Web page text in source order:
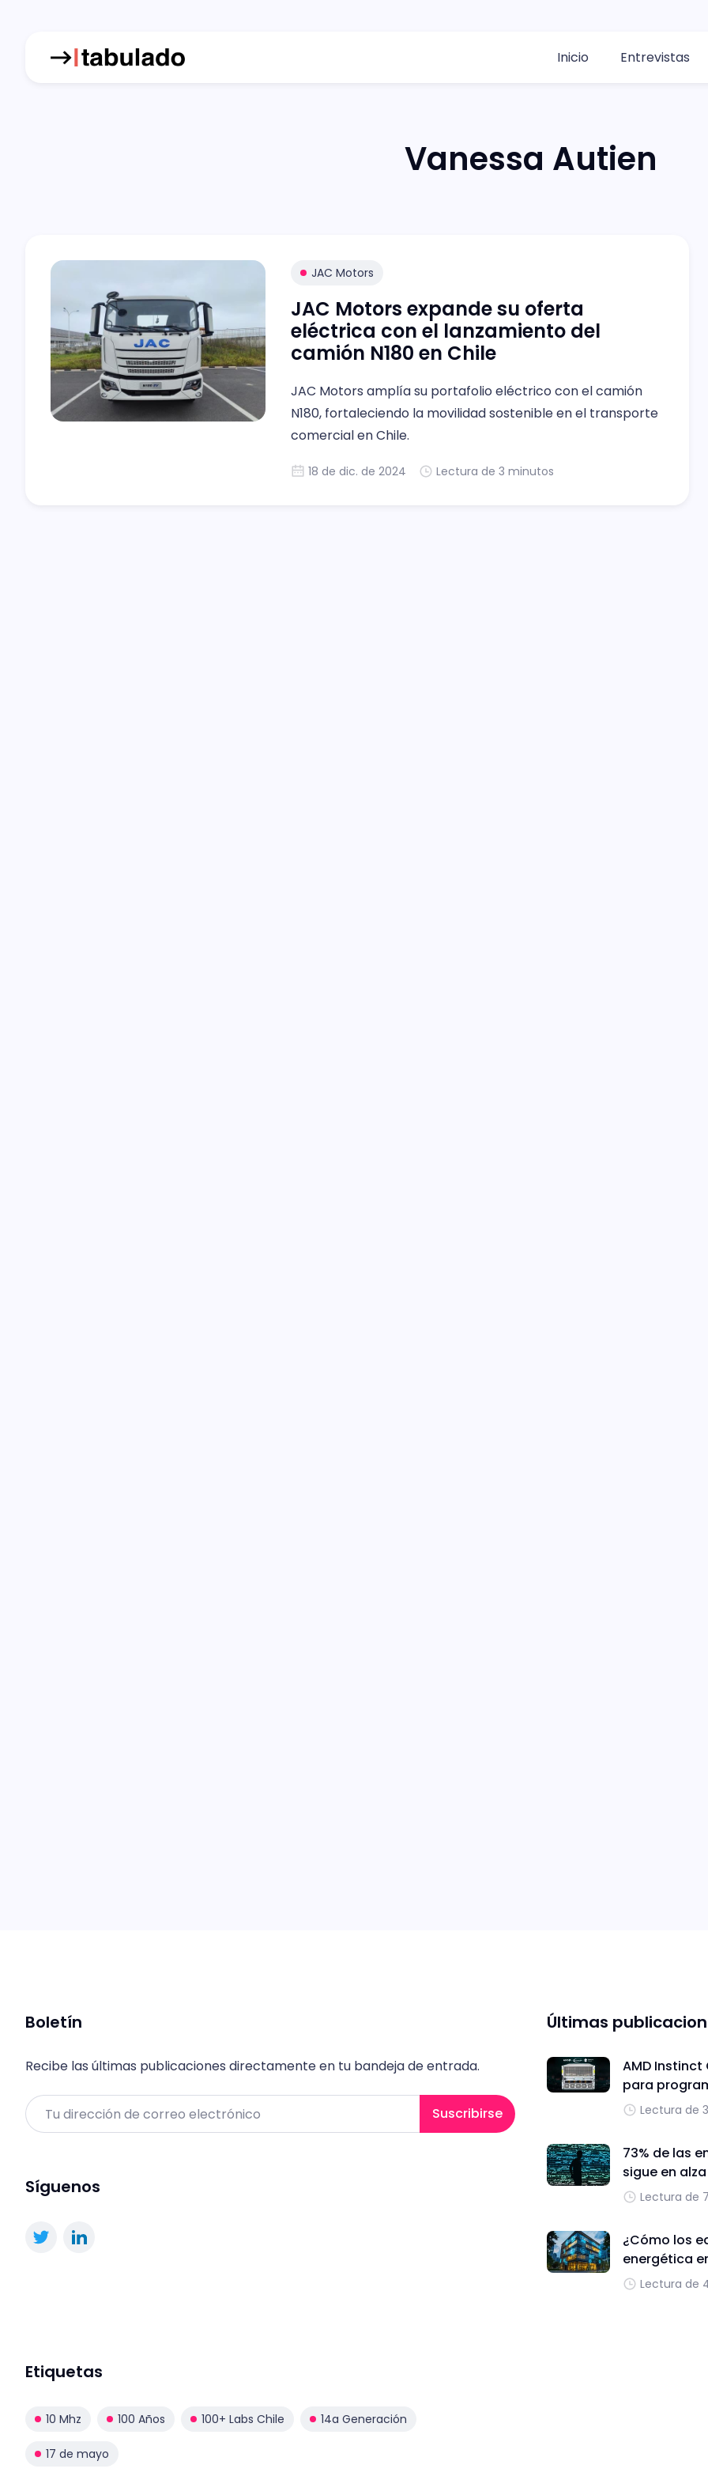
Inicio Entrevistas
Vanessa Autien
JAC Motors
JAC Motors expande su oferta
eléctrica con el lanzamiento del
camión N180 en Chile
JAC Motors amplía su portafolio eléctrico con el camión
N180, fortaleciendo la movilidad sostenible en el transporte
comercial en Chile.
18 de dic. de 2024 Lectura de 3 minutos
Boletín
Recibe las últimas publicaciones directamente en tu bandeja de entrada.
Email Suscribirse
Síguenos
Últimas
AMD
para
Lectura de
73% de las
sigue en
Lectura de
¿Cómo los
energética
Lectura de
Etiquetas
10 Mhz 100 Años 100+ Labs Chile 14a Generación
17 de mayo